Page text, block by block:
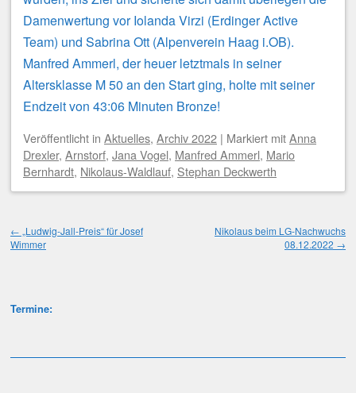
Damenwertung vor Iolanda Virzi (Erdinger Active
Team) und Sabrina Ott (Alpenverein Haag i.OB).
Manfred Ammerl, der heuer letztmals in seiner
Altersklasse M 50 an den Start ging, holte mit seiner
Endzeit von 43:06 Minuten Bronze!
Veröffentlicht in Aktuelles, Archiv 2022 | Markiert mitAnna
Drexler, Arnstorf, Jana Vogel, Manfred Ammerl, Mario
Bernhardt, Nikolaus-Waldlauf, Stephan Deckwerth
← „Ludwig-Jall-Preis“ für Josef
Wimmer
Nikolaus beim LG-Nachwuchs
08.12.2022 →
Termine: